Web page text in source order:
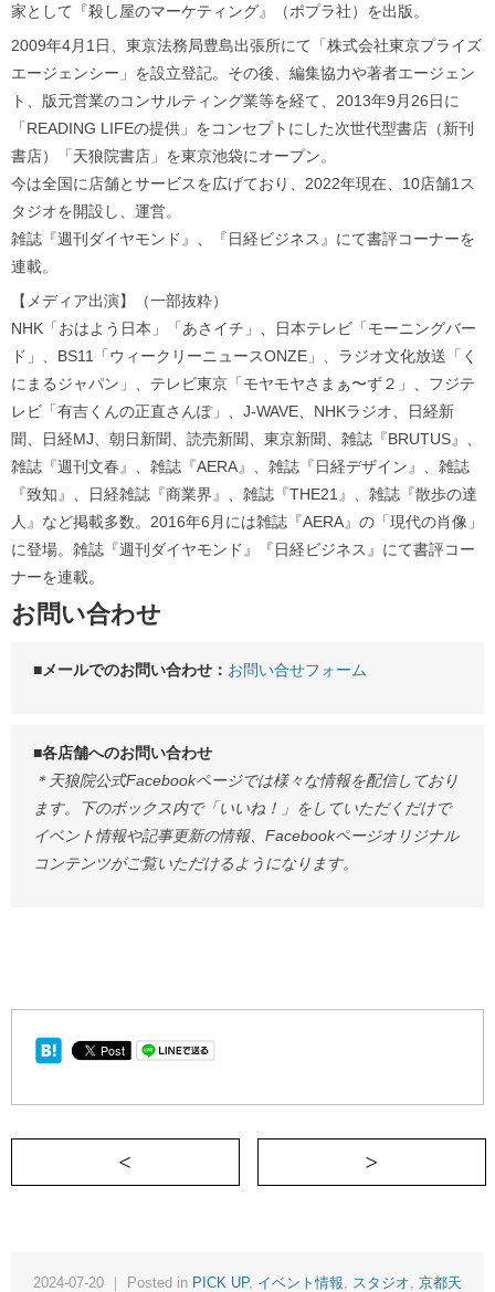
家として『殺し屋のマーケティング』（ポプラ社）を出版。
2009年4月1日、東京法務局豊島出張所にて「株式会社東京プライズ
エージェンシー」を設立登記。その後、編集協力や著者エージェン
ト、版元営業のコンサルティング業等を経て、2013年9月26日に
「READING LIFEの提供」をコンセプトにした次世代型書店（新刊
書店）「天狼院書店」を東京池袋にオープン。
今は全国に店舗とサービスを広げており、2022年現在、10店舗1ス
タジオを開設し、運営。
雑誌『週刊ダイヤモンド』、『日経ビジネス』にて書評コーナーを
連載。
【メディア出演】（一部抜粋）
NHK「おはよう日本」「あさイチ」、日本テレビ「モーニングバー
ド」、BS11「ウィークリーニュースONZE」、ラジオ文化放送「く
にまるジャパン」、テレビ東京「モヤモヤさまぁ〜ず２」、フジテ
レビ「有吉くんの正直さんぽ」、J-WAVE、NHKラジオ、日経新
聞、日経MJ、朝日新聞、読売新聞、東京新聞、雑誌『BRUTUS』、
雑誌『週刊文春』、雑誌『AERA』、雑誌『日経デザイン』、雑誌
『致知』、日経雑誌『商業界』、雑誌『THE21』、雑誌『散歩の達
人』など掲載多数。2016年6月には雑誌『AERA』の「現代の肖像」
に登場。雑誌『週刊ダイヤモンド』『日経ビジネス』にて書評コー
ナーを連載。
お問い合わせ
■メールでのお問い合わせ： お問い合せフォーム
■各店舗へのお問い合わせ
＊天狼院公式Facebookページでは様々な情報を配信しており
ます。下のボックス内で「いいね！」をしていただくだけで
イベント情報や記事更新の情報、Facebookページオリジナル
コンテンツがご覧いただけるようになります。
＜ 《東京・通信》【7/24(水)19:00～】
2024-07-20 ｜ Posted in PICK UP, イベント情報 スタジオ 京都天